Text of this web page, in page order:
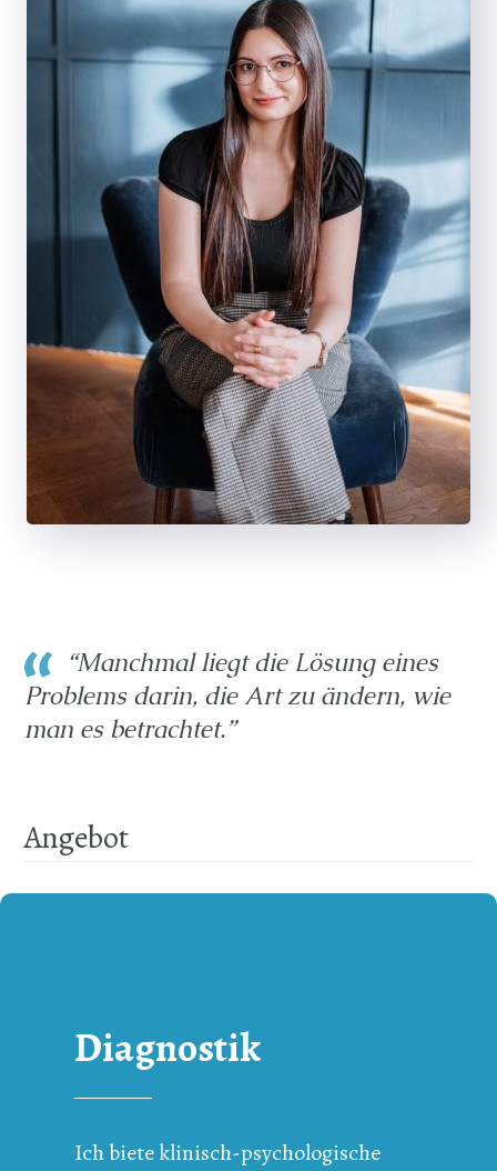
“Manchmal liegt die Lösung eines
Problems darin, die Art zu ändern, wie
man es betrachtet.”
Angebot
Diagnostik
Ich biete klinisch-psychologische